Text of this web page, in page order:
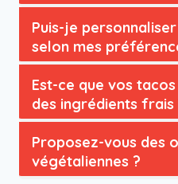
Puis-je
selon mes
Est-ce que vos
des ingrédients frais
Proposez-vous des
végétaliennes ?